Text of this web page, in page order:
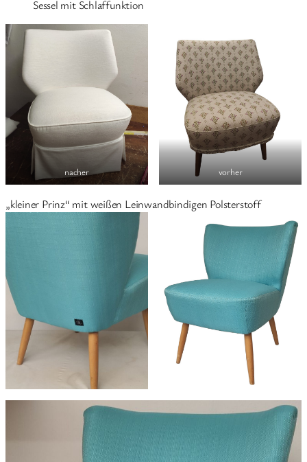
Sessel mit Schlaffunktion
nacher vorher
„kleiner Prinz“ mit weißen Leinwandbindigen Polsterstoff